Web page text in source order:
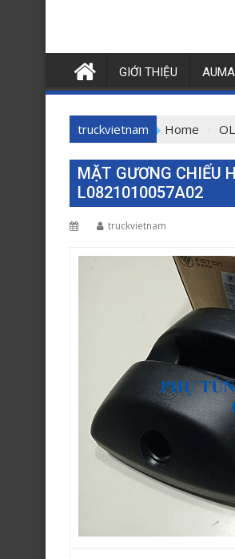
GIỚI THIỆU
truckvietnam Home
MẶT GƯƠNG CHIẾU
L0821010057A02
truckvietnam